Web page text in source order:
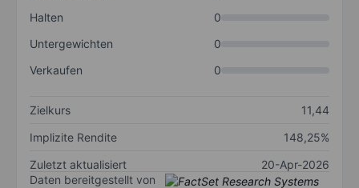
Halten
0
Untergewichten
0
Verkaufen
0
Zielkurs
11,44
Implizite Rendite
148,25%
Zuletzt aktualisiert
20-Apr-2026
Daten bereitgestellt von